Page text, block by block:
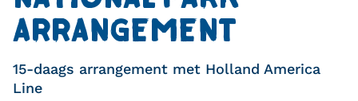
ARRANGEMENT
15-daags arrangement met Holland America
Line